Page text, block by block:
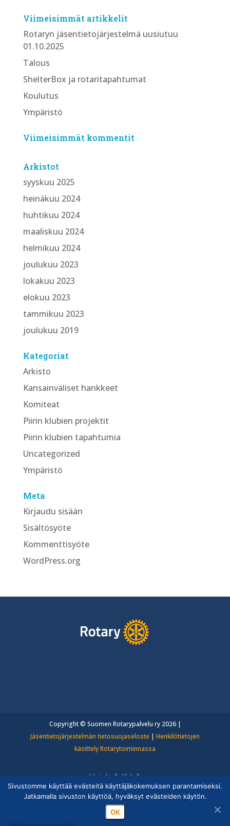
Viimeisimmät artikkelit
Rotaryn jäsentietojärjestelmä uusiutuu
01.10.2025
Talous
ShelterBox ja rotaritapahtumat
Koulutus
Ympäristö
Viimeisimmät kommentit
Arkistot
syyskuu 2025
heinäkuu 2024
huhtikuu 2024
maaliskuu 2024
helmikuu 2024
joulukuu 2023
lokakuu 2023
elokuu 2023
tammikuu 2023
joulukuu 2019
Kategoriat
Arkisto
Kansainväliset hankkeet
Komiteat
Piirin klubien projektit
Piirin klubien tapahtumia
Uncategorized
Ympäristö
Meta
Kirjaudu sisään
Sisältösyöte
Kommenttisyöte
WordPress.org
Copyright © Suomen Rotarypalvelu ry 2026 |
Jäsentietojärjestelmän tietosuojaseloste | Henkilötietojen
käsittely Rotarytoiminnassa
Sivustomme käyttää evästeitä käyttäjäkokemuksen parantamiseksi.
Jatkamalla sivuston käyttöä, hyväksyt evästeiden käytön.
OK